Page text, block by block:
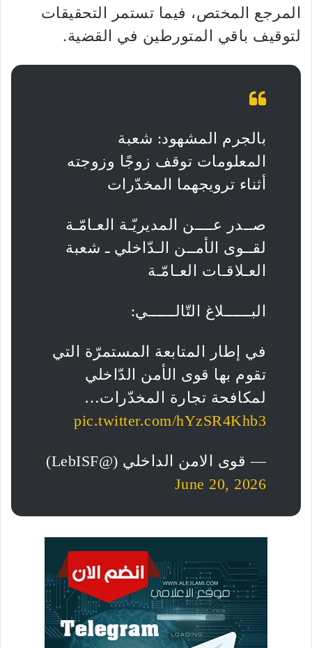
المرجع المختص، فيما تستمر التحقيقات
لتوقيف باقي المتورطين في القضية.
بالجرم المشهود: شعبة
المعلومات توقف زوجًا وزوجته
أثناء ترويجهما المخدّرات
صــدر عــــن المديريّـة العـامّـة
لقــوى الأمــن الـدّاخلي ـ شعبة
العـلاقـات العـامّـة
البــــــلاغ التّالــــــي:
في إطار المتابعة المستمرّة التي
تقوم بها قوى الأمن الدّاخلي
لمكافحة تجارة المخدّرات…
pic.twitter.com/hYzSR4Khb3
— قوى الامن الداخلي (@LebISF)
June 20, 2026